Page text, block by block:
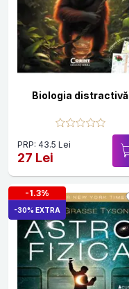
Biologia distractivă
PRP: 43.5 Lei
27 Lei
-1.3%
-30% EXTRA